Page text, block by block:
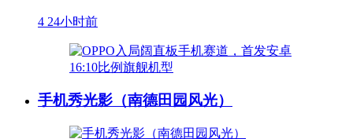
4 24小时前
手机秀光影（南德田园风光）